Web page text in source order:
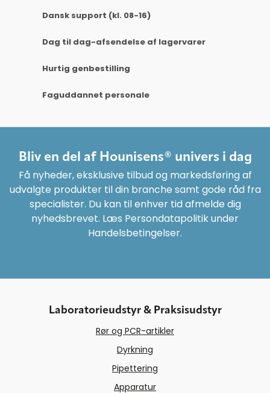
Dansk support (kl. 08-16)
Dag til dag-afsendelse af lagervarer
Hurtig genbestilling
Faguddannet personale
Bliv en del af Hounisens® univers i dag
Få nyheder, eksklusive tilbud og markedsføring af
udvalgte produkter til din branche samt gode råd fra
specialister. Du kan til enhver tid afmelde dig
nyhedsbrevet. Læs Persondatapolitik under
Handelsbetingelser.
Laboratorieudstyr & Praksisudstyr
Rør og PCR-artikler
Dyrkning
Pipettering
Apparatur